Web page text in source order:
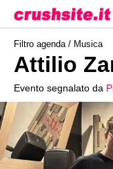
Filtro agenda / Musica
Attilio
Evento segnalato da